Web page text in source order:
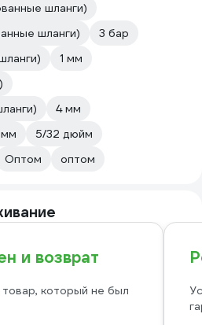
шланги)
шланги)
3 бар
1 мм
4 мм
5/32 дюйм
Оптом оптом
и возврат
который не был